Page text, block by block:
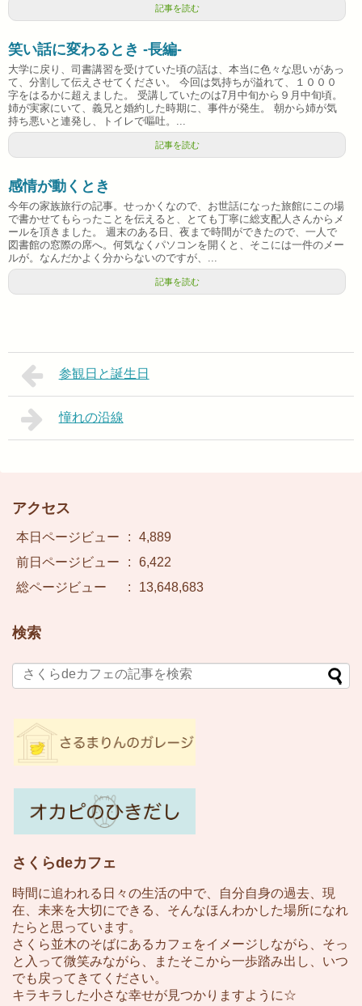
記事を読む
笑い話に変わるとき -長編-
大学に戻り、司書講習を受けていた頃の話は、本当に色々な思いがあっ
て、分割して伝えさせてください。 今回は気持ちが溢れて、１０００
字をはるかに超えました。 受講していたのは7月中旬から９月中旬頃。
姉が実家にいて、義兄と婚約した時期に、事件が発生。 朝から姉が気
持ち悪いと連発し、トイレで嘔吐。...
記事を読む
感情が動くとき
今年の家族旅行の記事。せっかくなので、お世話になった旅館にこの場
で書かせてもらったことを伝えると、とても丁寧に総支配人さんからメ
ールを頂きました。 週末のある日、夜まで時間ができたので、一人で
図書館の窓際の席へ。何気なくパソコンを開くと、そこには一件のメー
ルが。なんだかよく分からないのですが、...
記事を読む
参観日と誕生日
憧れの沿線
アクセス
本日ページビュー :
4,889
前日ページビュー
:
6,422
総ページビュー
: 13,648,683
検索
さくらdeカフェ
時間に追われる日々の生活の中で、自分自身の過去、現
在、未来を大切にできる、そんなほんわかした場所になれ
たらと思っています。
さくら並木のそばにあるカフェをイメージしながら、そっ
と入って微笑みながら、またそこから一歩踏み出し、いつ
でも戻ってきてください。
キラキラした小さな幸せが見つかりますように☆